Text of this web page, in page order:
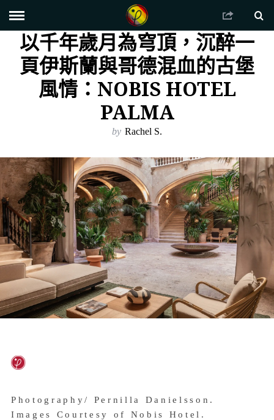
以千年歲月為穹頂，沉醉一
頁伊斯蘭與哥德混血的古堡
風情：NOBIS HOTEL
PALMA
by Rachel S.
Photography/ Pernilla Danielsson.
Images Courtesy of Nobis Hotel.